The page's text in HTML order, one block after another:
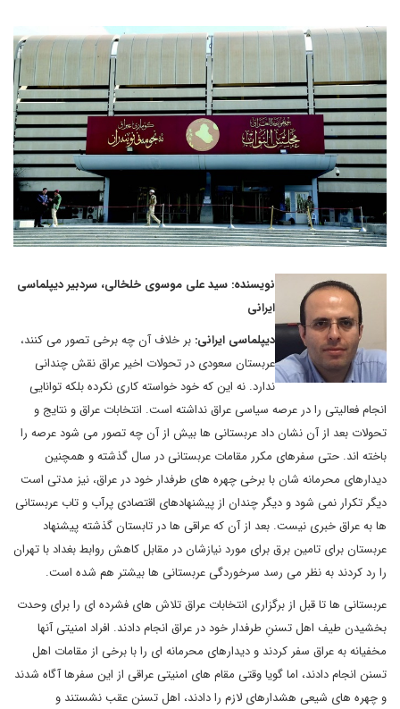
نویسنده: سید علی موسوی خلخالی، سردبیر دیپلماسی
ایرانی
دیپلماسی ایرانی: بر خلاف آن چه برخی تصور می کنند،
عربستان سعودی در تحولات اخیر عراق نقش چندانی
ندارد. نه این که خود خواسته کاری نکرده بلکه توانایی
انجام فعالیتی را در عرصه سیاسی عراق نداشته است. انتخابات عراق و نتایج و
تحولات بعد از آن نشان داد عربستانی ها بیش از آن چه تصور می شود عرصه را
باخته اند. حتی سفرهای مکرر مقامات عربستانی در سال گذشته و همچنین
دیدارهای محرمانه شان با برخی چهره های طرفدار خود در عراق، نیز مدتی است
دیگر تکرار نمی شود و دیگر چندان از پیشنهادهای اقتصادی پرآب و تاب عربستانی
ها به عراق خبری نیست. بعد از آن که عراقی ها در تابستان گذشته پیشنهاد
عربستان برای تامین برق برای مورد نیازشان در مقابل کاهش روابط بغداد با تهران
را رد کردند به نظر می رسد سرخوردگی عربستانی ها بیشتر هم شده است.
عربستانی ها تا قبل از برگزاری انتخابات عراق تلاش های فشرده ای را برای وحدت
بخشیدن طیف اهل تسننِ طرفدار خود در عراق انجام دادند. افراد امنیتی آنها
مخفیانه به عراق سفر کردند و دیدارهای محرمانه ای را با برخی از مقامات اهل
تسنن انجام دادند، اما گویا وقتی مقام های امنیتی عراقی از این سفرها آگاه شدند
و چهره های شیعی هشدارهای لازم را دادند، اهل تسنن عقب نشستند و